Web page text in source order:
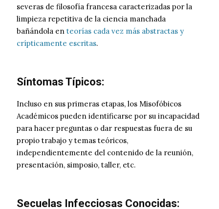
severas de filosofía francesa caracterizadas por la
limpieza repetitiva de la ciencia manchada
bañándola en teorías cada vez más abstractas y
crípticamente escritas.
Síntomas Típicos:
Incluso en sus primeras etapas, los Misofóbicos
Académicos pueden identificarse por su incapacidad
para hacer preguntas o dar respuestas fuera de su
propio trabajo y temas teóricos,
independientemente del contenido de la reunión,
presentación, simposio, taller, etc.
Secuelas Infecciosas Conocidas: